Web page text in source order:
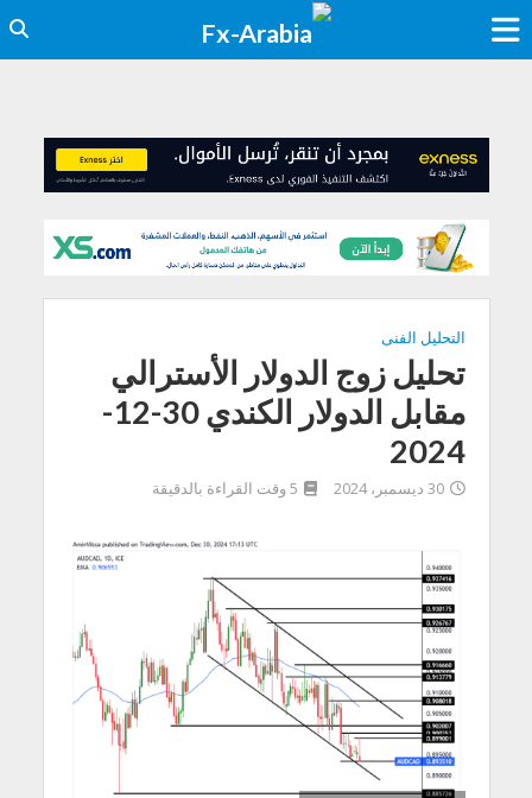
التحليل الفنى
تحليل زوج الدولار الأسترالي
مقابل الدولار الكندي 30-12-
2024
30 ديسمبر، 2024 5 وقت القراءة بالدقيقة